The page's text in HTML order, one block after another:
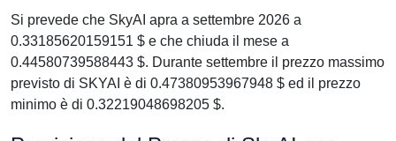
Si prevede che SkyAI apra a settembre 2026 a
0.33185620159151 $ e che chiuda il mese a
0.44580739588443 $. Durante settembre il prezzo massimo
previsto di SKYAI è di 0.47380953967948 $ ed il prezzo
minimo è di 0.32219048698205 $.